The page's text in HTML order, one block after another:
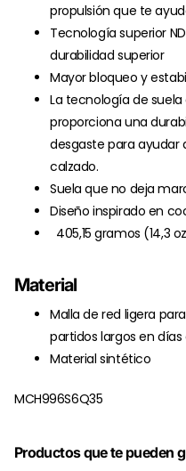
propulsión que te
Tecnología superior
durabilidad superior
Mayor bloqueo y
La tecnología de
proporciona una
desgaste para ayudar
calzado.
Suela que no deja
Diseño inspirado en
405,15 gramos (14,3
Material
Malla de red ligera
partidos largos en días
Material sintético
MCH996S6Q35
Productos que te pueden